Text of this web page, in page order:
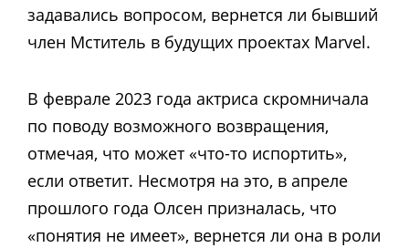
задавались вопросом, вернется ли бывший
член Мститель в будущих проектах Marvel.
В феврале 2023 года актриса скромничала
по поводу возможного возвращения,
отмечая, что может «что-то испортить»,
если ответит. Несмотря на это, в апреле
прошлого года Олсен призналась, что
«понятия не имеет», вернется ли она в роли